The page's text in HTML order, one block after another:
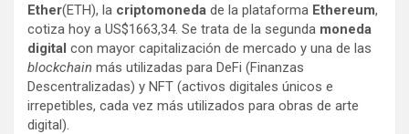
Ether(ETH), la criptomoneda de la plataforma Ethereum,
cotiza hoy a US$1663,34. Se trata de la segunda moneda
digital con mayor capitalización de mercado y una de las
blockchain más utilizadas para DeFi (Finanzas
Descentralizadas) y NFT (activos digitales únicos e
irrepetibles, cada vez más utilizados para obras de arte
digital).